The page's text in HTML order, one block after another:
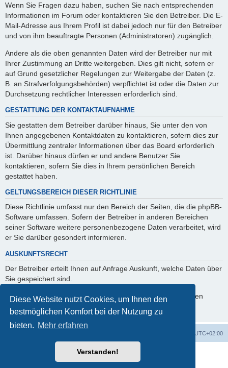
Diese Website nutzt Cookies, um Ihnen den
bestmöglichen Komfort bei der Nutzung zu
bieten. Mehr erfahren
Verstanden!
Wenn Sie Fragen dazu haben, suchen Sie nach entsprechenden
Informationen im Forum oder kontaktieren Sie den Betreiber. Die E-
Mail-Adresse aus Ihrem Profil ist dabei jedoch nur für den Betreiber
und von ihm beauftragte Personen (Administratoren) zugänglich.
Andere als die oben genannten Daten wird der Betreiber nur mit
Ihrer Zustimmung an Dritte weitergeben. Dies gilt nicht, sofern er
auf Grund gesetzlicher Regelungen zur Weitergabe der Daten (z.
B. an Strafverfolgungsbehörden) verpflichtet ist oder die Daten zur
Durchsetzung rechtlicher Interessen erforderlich sind.
GESTATTUNG DER KONTAKTAUFNAHME
Sie gestatten dem Betreiber darüber hinaus, Sie unter den von
Ihnen angegebenen Kontaktdaten zu kontaktieren, sofern dies zur
Übermittlung zentraler Informationen über das Board erforderlich
ist. Darüber hinaus dürfen er und andere Benutzer Sie
kontaktieren, sofern Sie dies in Ihrem persönlichen Bereich
gestattet haben.
GELTUNGSBEREICH DIESER RICHTLINIE
Diese Richtlinie umfasst nur den Bereich der Seiten, die die phpBB-
Software umfassen. Sofern der Betreiber in anderen Bereichen
seiner Software weitere personenbezogene Daten verarbeitet, wird
er Sie darüber gesondert informieren.
AUSKUNFTSRECHT
Der Betreiber erteilt Ihnen auf Anfrage Auskunft, welche Daten über
Sie gespeichert sind.
Sie können jederzeit die Löschung bzw. Sperrung Ihrer Daten
verlangen. Kontaktieren Sie hierzu bitte den Betreiber.
UTC+02:00
Powered byphpBB® Forum Software © phpBB Limited
phpBB.de